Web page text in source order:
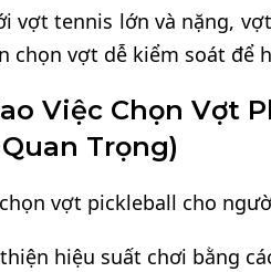
vợt tennis lớn và nặng,
chọn vợt dễ kiểm soát để
Việc Chọn Vợt
Trọng)
hiệu suất chơi bằng